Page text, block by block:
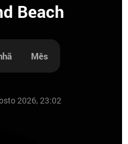
Beach
Mês
2026, 23:02